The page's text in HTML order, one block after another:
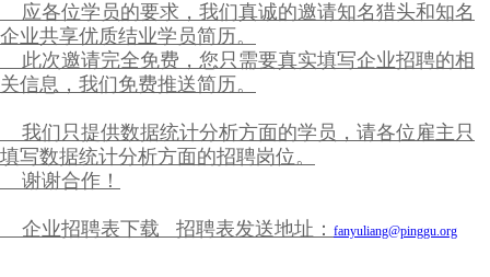
应各位学员的要求，我们真诚的邀请知名猎头和知名
企业共享优质结业学员简历。
此次邀请完全免费，您只需要真实填写企业招聘的相
关信息，我们免费推送简历。
我们只提供数据统计分析方面的学员，请各位雇主只
填写数据统计分析方面的招聘岗位。
谢谢合作！
企业招聘表下载 招聘表发送地址： fanyuliang@pinggu.org